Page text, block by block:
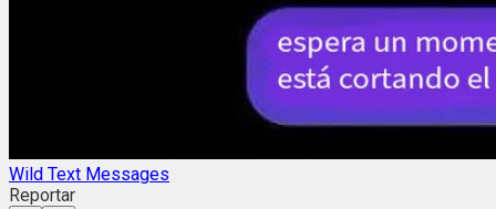
Wild Text Messages
Reportar